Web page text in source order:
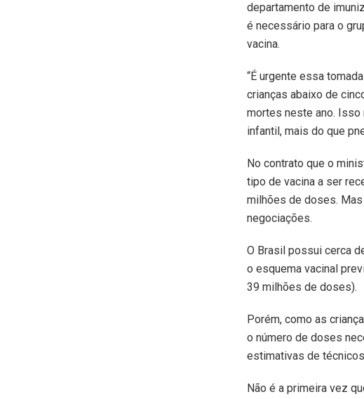
departamento de
é necessário para o
vacina.
“É urgente essa
crianças abaixo de
mortes neste ano. Isso
infantil, mais do que
No contrato que o
tipo de vacina a ser
milhões de doses.
negociações.
O Brasil possui cerca
o esquema vacinal
39 milhões de doses).
Porém, como as
o número de doses
estimativas de
Não é a primeira vez